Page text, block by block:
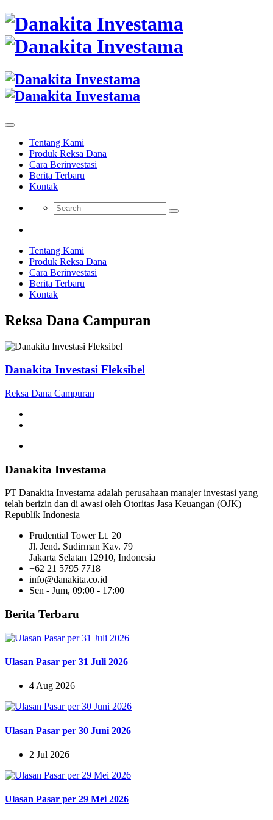
Tentang Kami
Produk Reksa Dana
Cara Berinvestasi
Berita Terbaru
Kontak
Tentang Kami
Produk Reksa Dana
Cara Berinvestasi
Berita Terbaru
Kontak
Reksa Dana Campuran
Danakita Investasi Fleksibel
Reksa Dana Campuran
Danakita Investama
PT Danakita Investama adalah perusahaan manajer investasi yang
telah berizin dan di awasi oleh Otoritas Jasa Keuangan (OJK)
Republik Indonesia
Prudential Tower Lt. 20
Jl. Jend. Sudirman Kav. 79
Jakarta Selatan 12910, Indonesia
+62 21 5795 7718
info@danakita.co.id
Sen - Jum, 09:00 - 17:00
Berita Terbaru
Ulasan Pasar per 31 Juli 2026
4 Aug 2026
Ulasan Pasar per 30 Juni 2026
2 Jul 2026
Ulasan Pasar per 29 Mei 2026